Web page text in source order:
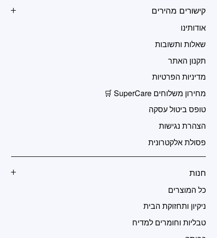
קישורים מהירים
אודותינו
שאלות ותשובות
תקנון האתר
מדיניות הפרטיות
מחירון משלוחים SuperCare 🛒
טופס ביטול עסקה
הצהרת נגישות
פסולת אלקטרונית
חנות
כל המוצרים
ניקיון ותחזוקת הבית
טבליות וחומרים למדיח